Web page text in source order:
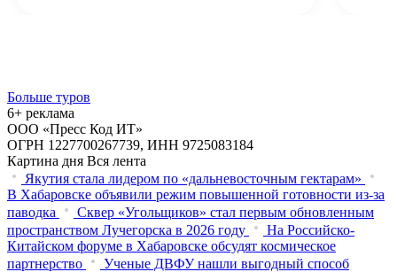
Больше туров
6+ реклама
ООО «Пресс Код ИТ»
ОГРН 1227700267739, ИНН 9725083184
Картина дня Вся лента
Якутия стала лидером по «дальневосточным гектарам»
В Хабаровске объявили режим повышенной готовности из‑за
паводка
Сквер «Угольщиков» стал первым обновленным
пространством Лучегорска в 2026 году
На Российско-
Китайском форуме в Хабаровске обсудят космическое
партнерство
Ученые ДВФУ нашли выгодный способ